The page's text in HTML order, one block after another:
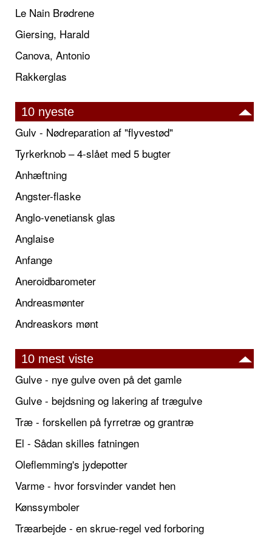
Le Nain Brødrene
Giersing, Harald
Canova, Antonio
Rakkerglas
10 nyeste
Gulv - Nødreparation af "flyvestød"
Tyrkerknob – 4-slået med 5 bugter
Anhæftning
Angster-flaske
Anglo-venetiansk glas
Anglaise
Anfange
Aneroidbarometer
Andreasmønter
Andreaskors mønt
10 mest viste
Gulve - nye gulve oven på det gamle
Gulve - bejdsning og lakering af trægulve
Træ - forskellen på fyrretræ og grantræ
El - Sådan skilles fatningen
Oleflemming's jydepotter
Varme - hvor forsvinder vandet hen
Kønssymboler
Træarbejde - en skrue-regel ved forboring